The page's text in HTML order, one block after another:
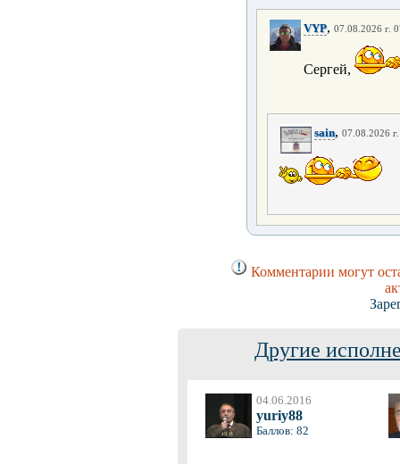
VYP, 07.08.2026 г.
Сергей,
sain, 07.08.2026
Комментарии могут
Другие
04.06.2016
yuriy88
Баллов: 82